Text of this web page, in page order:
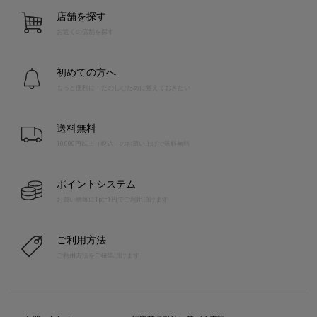
店舗を探す
お近くの店舗を探す
初めての方へ
送料無料
10,000円以上（税込）のお買い上げで送料無料
ポイントシステム
お買い物毎に1pt=1円でご利用頂けます
ご利用方法